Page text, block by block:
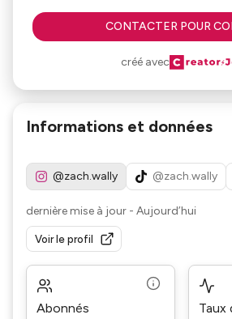
CONTACTER POUR
créé avec
Informations et données
@zach.wally @zach.wally
dernière mise à jour - Aujourd’hui
Voir le profil
Abonnés
Taux